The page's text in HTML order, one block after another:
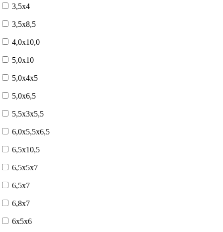
3,5x4
3,5x8,5
4,0x10,0
5,0x10
5,0x4x5
5,0x6,5
5,5x3x5,5
6,0x5,5x6,5
6,5x10,5
6,5x5x7
6,5x7
6,8x7
6x5x6